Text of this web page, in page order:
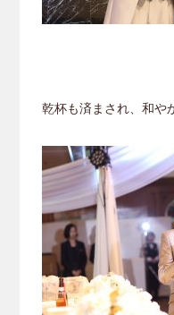
乾杯も済まされ、和や